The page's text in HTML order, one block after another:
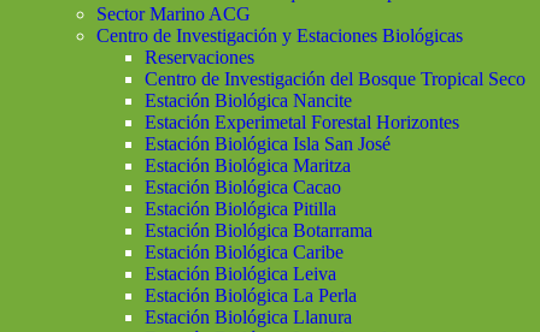
Sector Marino ACG
Centro de Investigación y Estaciones Biológicas
Reservaciones
Centro de Investigación del Bosque Tropical Seco
Estación Biológica Nancite
Estación Experimetal Forestal Horizontes
Estación Biológica Isla San José
Estación Biológica Maritza
Estación Biológica Cacao
Estación Biológica Pitilla
Estación Biológica Botarrama
Estación Biológica Caribe
Estación Biológica Leiva
Estación Biológica La Perla
Estación Biológica Llanura